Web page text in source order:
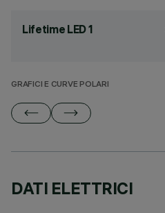
Lifetime LED 1
GRAFICI E CURVE POLARI
DATI ELETTRICI